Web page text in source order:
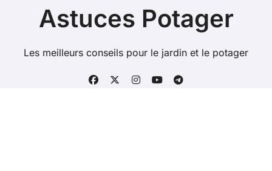
Astuces Potager
Les meilleurs conseils pour le jardin et le potager